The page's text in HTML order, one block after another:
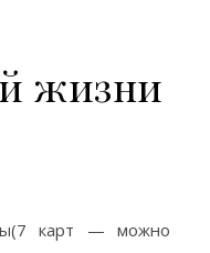
жизни
карт — можно